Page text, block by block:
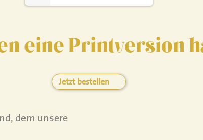
eine Printversion
Jetzt bestellen
dem unsere